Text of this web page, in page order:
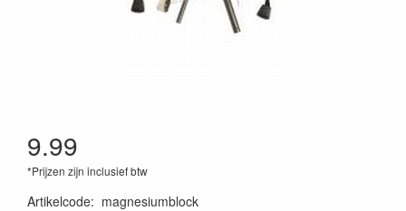
9.99
*Prijzen zijn inclusief btw
Artikelcode: magnesiumblock